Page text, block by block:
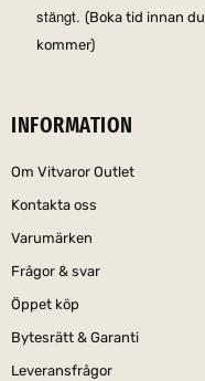
stängt. (Boka tid innan du
kommer)
INFORMATION
Om Vitvaror Outlet
Kontakta oss
Varumärken
Frågor & svar
Öppet köp
Bytesrätt & Garanti
Leveransfrågor